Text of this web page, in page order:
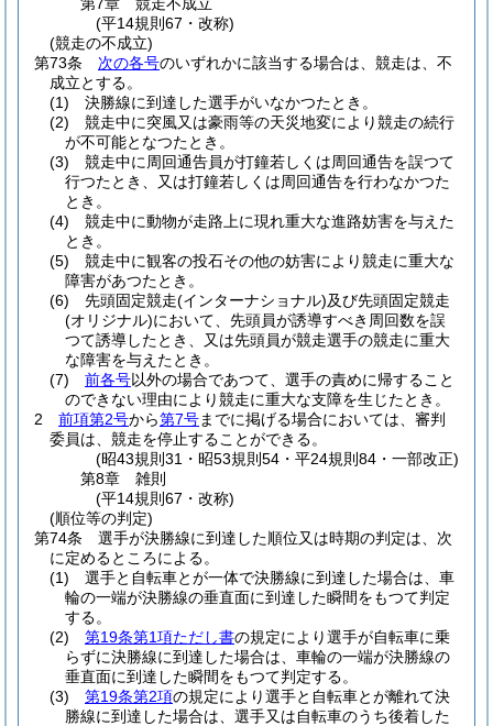
(平14規則67・改称)
(競走の不成立)
第73条
次の各号のいずれかに該当する場合は、競走は、不
成立とする。
(1)
決勝線に到達した選手がいなかつたとき。
(2)
競走中に突風又は豪雨等の天災地変により競走の続行
が不可能となつたとき。
(3)
競走中に周回通告員が打鐘若しくは周回通告を誤つて
行つたとき、又は打鐘若しくは周回通告を行わなかつた
とき。
(4)
競走中に動物が走路上に現れ重大な進路妨害を与えた
とき。
(5)
競走中に観客の投石その他の妨害により競走に重大な
障害があつたとき。
(6)
先頭固定競走(インターナショナル)及び先頭固定競走
(オリジナル)において、先頭員が誘導すべき周回数を誤
つて誘導したとき、又は先頭員が競走選手の競走に重大
な障害を与えたとき。
(7)
前各号以外の場合であつて、選手の責めに帰すること
のできない理由により競走に重大な支障を生じたとき。
2
前項第2号から第7号までに掲げる場合においては、審判
委員は、競走を停止することができる。
(昭43規則31・昭53規則54・平24規則84・一部改正)
第8章
雑則
(平14規則67・改称)
(順位等の判定)
第74条
選手が決勝線に到達した順位又は時期の判定は、次
に定めるところによる。
(1)
選手と自転車とが一体で決勝線に到達した場合は、車
輪の一端が決勝線の垂直面に到達した瞬間をもつて判定
する。
(2)
第19条第1項ただし書の規定により選手が自転車に乗
らずに決勝線に到達した場合は、車輪の一端が決勝線の
垂直面に到達した瞬間をもつて判定する。
(3)
第19条第2項の規定により選手と自転車とが離れて決
勝線に到達した場合は、選手又は自転車のうち後着した